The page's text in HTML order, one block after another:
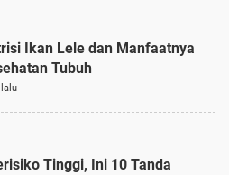
Ikan Lele dan Manfaatnya
Tubuh
Tinggi, Ini 10 Tanda